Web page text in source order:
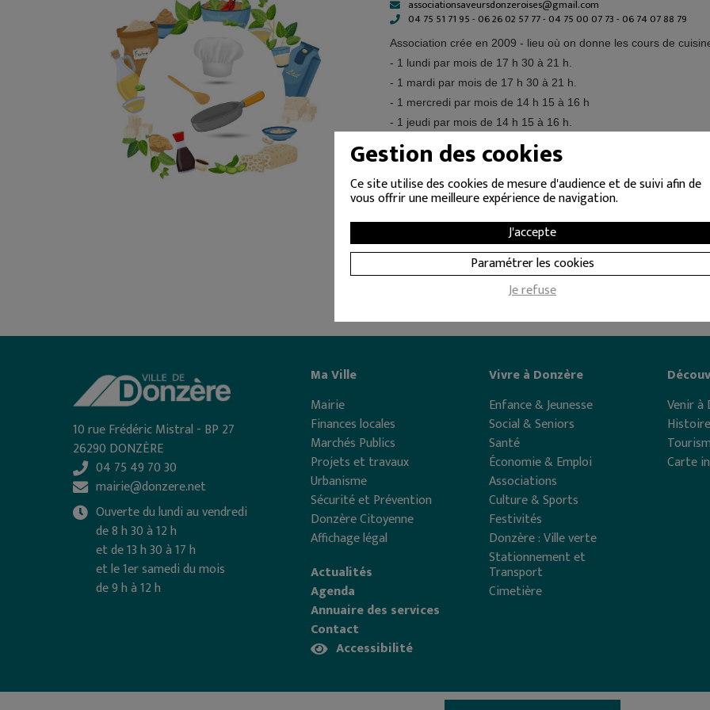
associationsaveursdonzeroises@gmail.com
04 75 51 71 95 - 06 26 02 57 77 - 04 75 00 07 73 - 06 74 07 88 79
Association crée en 2009 - lieu où on donne les cours de
- 1 lundi par mois de 17 h 30 à 21 h.
- 1 mardi par mois de 17 h 30 à 21 h.
- 1 mercredi par mois de 14 h 15 à 16 h
- 1 jeudi par mois de 14 h 15 à 16 h.
Cotisation pour l’année de 15€ plus le jour du cours 7 ou 8€.
10 rue Frédéric Mistral - BP 27
26290 DONZÈRE
04 75 49 70 30
mairie@donzere.net
Ouverte du lundi au vendredi
de 8 h 30 à 12 h
et de 13 h 30 à 17 h
et le 1er samedi du mois
de 9 h à 12 h
Ma Ville
Mairie
Finances locales
Marchés Publics
Projets et travaux
Urbanisme
Sécurité et Prévention
Donzère Citoyenne
Affichage légal
Actualités
Agenda
Annuaire des services
Contact
Accessibilité
Vivre à Donzère
Enfance & Jeunesse
Social & Seniors
Santé
Économie & Emploi
Associations
Culture & Sports
Festivités
Donzère : Ville verte
Stationnement et
Transport
Cimetière
Venir à
Carte
Gestion des cookies
Ce site utilise des cookies de mesure d'audience et de suivi afin de
vous offrir une meilleure expérience de navigation.
J'accepte
Paramétrer les cookies
Je refuse